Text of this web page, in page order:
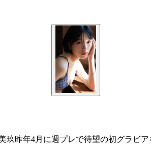
玖昨年4月に週プレで待望の初グラ